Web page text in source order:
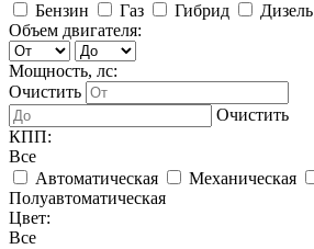
Бензин
Газ Гибрид Дизель
Объем двигателя:
Мощность, лс:
Очистить
Очистить
КПП:
Все
Автоматическая
Механическая
Полуавтоматическая
Цвет:
Все